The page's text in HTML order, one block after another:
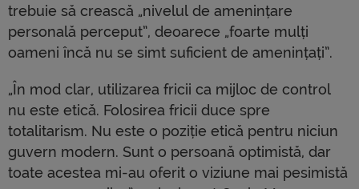
trebuie să crească „nivelul de amenințare
personală perceput”, deoarece „foarte mulți
oameni încă nu se simt suficient de amenințați”.
„În mod clar, utilizarea fricii ca mijloc de control
nu este etică. Folosirea fricii duce spre
totalitarism. Nu este o poziție etică pentru niciun
guvern modern. Sunt o persoană optimistă, dar
toate acestea mi-au oferit o viziune mai pesimistă